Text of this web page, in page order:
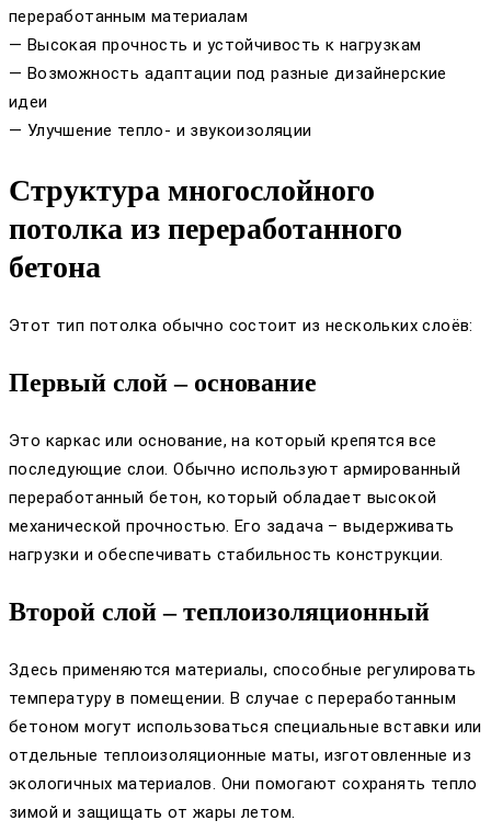
переработанным материалам
— Высокая прочность и устойчивость к нагрузкам
— Возможность адаптации под разные дизайнерские
идеи
— Улучшение тепло- и звукоизоляции
Структура многослойного
потолка из переработанного
бетона
Этот тип потолка обычно состоит из нескольких слоёв:
Первый слой – основание
Это каркас или основание, на который крепятся все
последующие слои. Обычно используют армированный
переработанный бетон, который обладает высокой
механической прочностью. Его задача – выдерживать
нагрузки и обеспечивать стабильность конструкции.
Второй слой – теплоизоляционный
Здесь применяются материалы, способные регулировать
температуру в помещении. В случае с переработанным
бетоном могут использоваться специальные вставки или
отдельные теплоизоляционные маты, изготовленные из
экологичных материалов. Они помогают сохранять тепло
зимой и защищать от жары летом.